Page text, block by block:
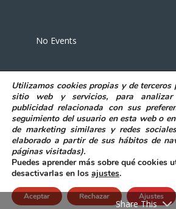
No Events
POLITICA DE PRIVACIDAD
POLITICA DE COOKIES
DECLARACIÓN DE
@ Excmo. Ayuntamiento de Elda
Utilizamos cookies propias y de terceros
sitio web y servicios, para
publicidad relacionada con sus
seguimiento del usuario en esta web o
de marketing similares y redes
elaborado a partir de sus hábitos de
páginas visitadas).
Puedes aprender más sobre qué cookies
desactivarlas en los ajustes.
Aceptar Rechazar Ajustes
Share This